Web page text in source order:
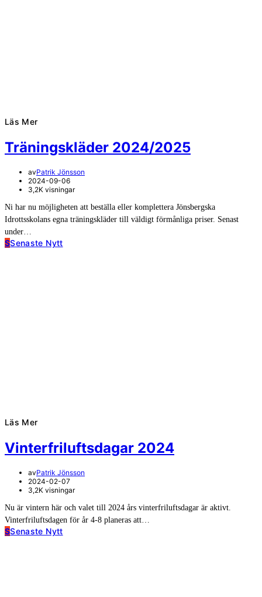
Läs Mer
Träningskläder 2024/2025
avPatrik Jönsson
2024-09-06
3,2K visningar
Ni har nu möjligheten att beställa eller komplettera Jönsbergska
Idrottsskolans egna träningskläder till väldigt förmånliga priser. Senast
under…
SSenaste Nytt
Läs Mer
Vinterfriluftsdagar 2024
avPatrik Jönsson
2024-02-07
3,2K visningar
Nu är vintern här och valet till 2024 års vinterfriluftsdagar är aktivt.
Vinterfriluftsdagen för år 4-8 planeras att…
SSenaste Nytt